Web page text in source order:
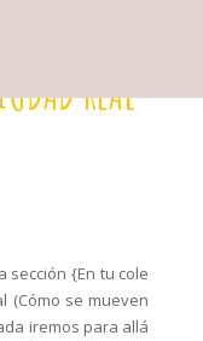
REAL
sección {En tu cole
(Cómo se mueven
iremos para allá